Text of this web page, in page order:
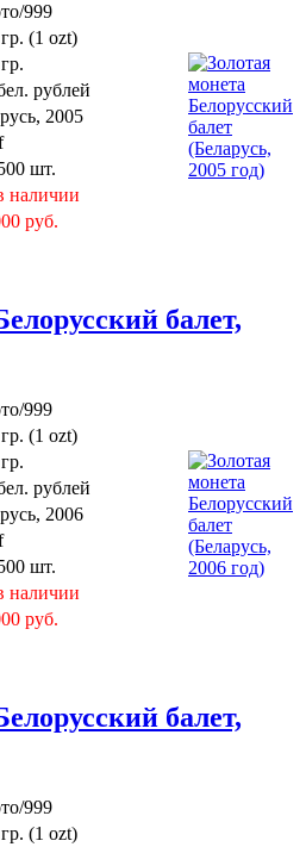
999
(1 ozt)
рублей
2005
шт.
наличии
руб.
балет,
999
(1 ozt)
рублей
2006
шт.
наличии
руб.
балет,
999
(1 ozt)